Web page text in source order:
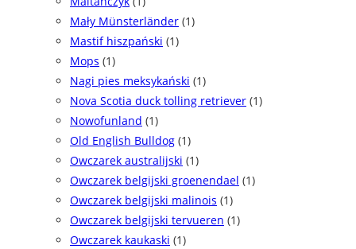
Mały Münsterländer (1)
Mastif hiszpański (1)
Mops (1)
Nagi pies meksykański (1)
Nova Scotia duck tolling retriever (1)
Nowofunland (1)
Old English Bulldog (1)
Owczarek australijski (1)
Owczarek belgijski groenendael (1)
Owczarek belgijski malinois (1)
Owczarek belgijski tervueren (1)
Owczarek kaukaski (1)